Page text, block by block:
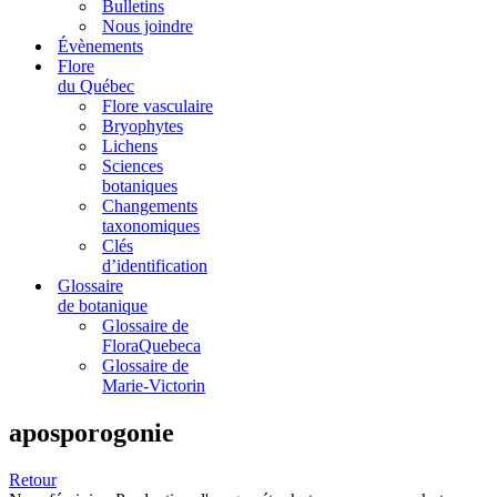
Bulletins
Nous joindre
Évènements
Flore
du Québec
Flore vasculaire
Bryophytes
Lichens
Sciences
botaniques
Changements
taxonomiques
Clés
d’identification
Glossaire
de botanique
Glossaire de
FloraQuebeca
Glossaire de
Marie-Victorin
aposporogonie
Retour